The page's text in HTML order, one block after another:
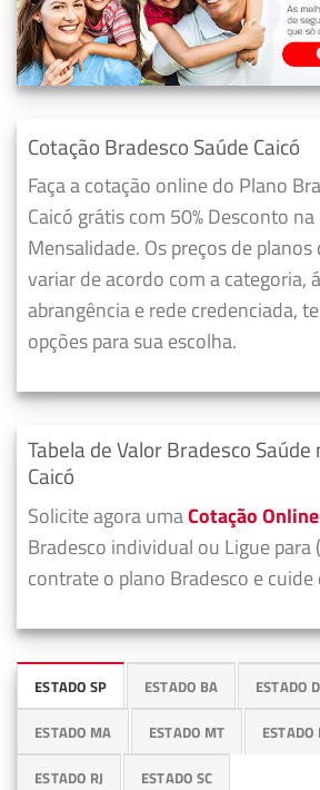
Cotação Bradesco Saúde Caicó
Faça a cotação online do Plano
Caicó grátis com 50% Desconto
Mensalidade. Os preços de
variar de acordo com a categoria,
abrangência e rede credenciada,
opções para sua escolha.
Tabela de Valor Bradesco Saúde
Caicó
Solicite agora umaCotação Online
Bradesco individual ou Ligue
contrate o plano Bradesco e cuide
ESTADO SP ESTADO BA ESTADO
ESTADO MA ESTADO MT ESTADO
ESTADO RJ ESTADO SC